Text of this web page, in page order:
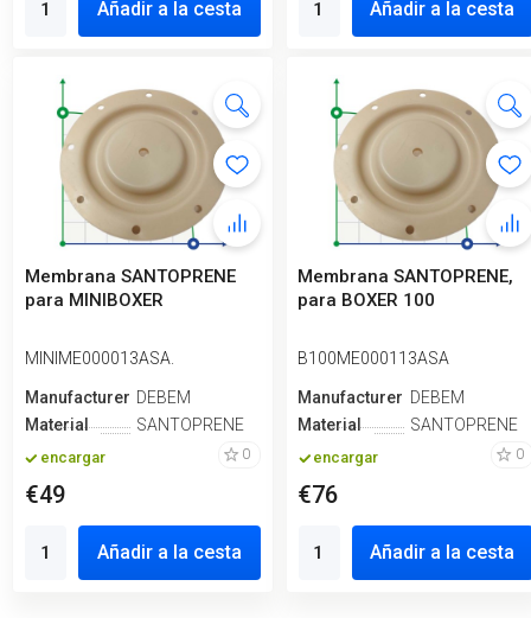
Añadir a la cesta Añadir a la cesta
Membrana SANTOPRENE
para MINIBOXER
MINIME000013ASA.
ManufactureroDEBEM
Material
SANTOPRENE
encargar 0
€49
Añadir a la cesta
Membrana SANTOPRENE,
para BOXER 100
B100ME000113ASA
ManufactureroDEBEM
Material
SANTOPRENE
encargar 0
€76
Añadir a la cesta